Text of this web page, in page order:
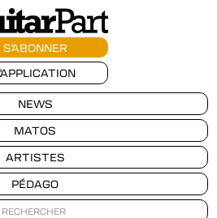
S'ABONNER
NEWS
MATOS
ARTISTES
PÉDAGO